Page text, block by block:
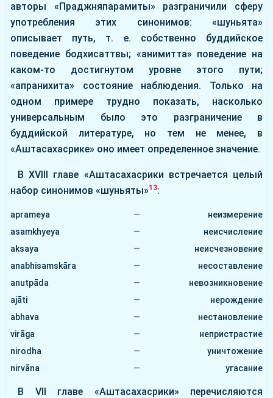
авторы «Праджняпарамиты» разграничили сферу
употребления этих синонимов: «шуньята»
описывает путь, т. е. собственно буддийское
поведение бодхисаттвы; «анимитта» поведение на
каком-то достигнутом уровне этого пути;
«апранихита» состояние наблюдения. Только на
одном примере трудно показать, насколько
универсальным было это разграничение в
буддийской литературе, но тем не менее, в
«Аштасахасрике» оно имеет определенное значение.
В XVIII главе «Аштасахасрики встречается целый
набор синонимов «шуньяты»13:
aprameya —
неизмерение
asamkhyeya
—
неисчисление
aksaya
—
неисчезновение
anabhisamskāra
—
несоставление
anutpāda
—
невозникновение
ajāti
—
нерождение
abhava
—
нестановление
virāga
—
непристрастие
nirodha
—
уничтожение
nirvāna
— угасание
В VII главе «Аштасахасрики» перечисляются